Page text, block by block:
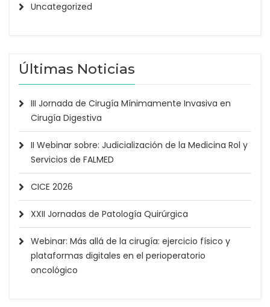
Uncategorized
Últimas Noticias
III Jornada de Cirugía Mínimamente Invasiva en
Cirugía Digestiva
II Webinar sobre: Judicialización de la Medicina Rol y
Servicios de FALMED
CICE 2026
XXII Jornadas de Patología Quirúrgica
Webinar: Más allá de la cirugía: ejercicio físico y
plataformas digitales en el perioperatorio
oncológico